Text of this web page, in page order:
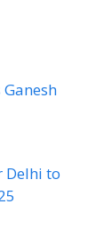
Delhi to